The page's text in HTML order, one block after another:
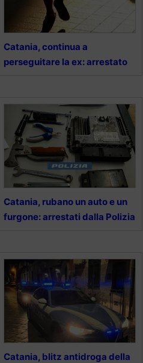
Catania, continua a
perseguitare la ex: arrestato
Catania, rubano un auto e un
furgone: arrestati dalla Polizia
Catania, blitz antidroga della